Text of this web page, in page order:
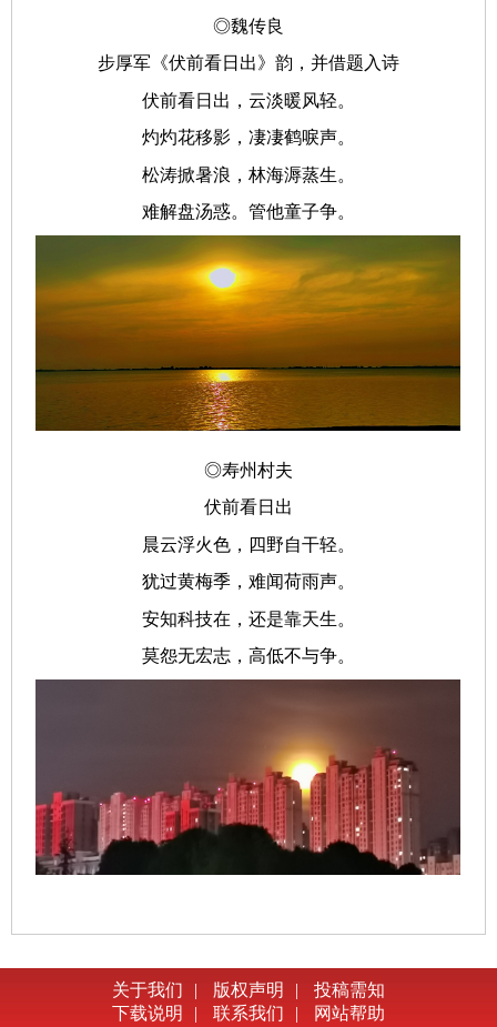
◎魏传良
步厚军《伏前看日出》韵，并借题入诗
伏前看日出，云淡暖风轻。
灼灼花移影，凄凄鹤唳声。
松涛掀暑浪，林海溽蒸生。
难解盘汤惑。管他童子争。
◎寿州村夫
伏前看日出
晨云浮火色，四野自干轻。
犹过黄梅季，难闻荷雨声。
安知科技在，还是靠天生。
莫怨无宏志，高低不与争。
关于我们 | 版权声明 |
投稿需知
下载说明
| 联系我们 | 网站帮助